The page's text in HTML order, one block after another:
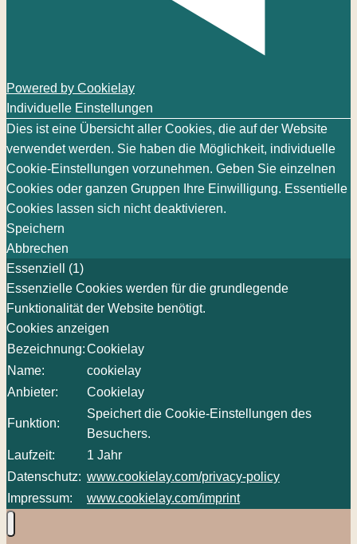
Powered by Cookielay
Individuelle Einstellungen
Dies ist eine Übersicht aller Cookies, die auf der Website
verwendet werden. Sie haben die Möglichkeit, individuelle
Cookie-Einstellungen vorzunehmen. Geben Sie einzelnen
Cookies oder ganzen Gruppen Ihre Einwilligung. Essentielle
Cookies lassen sich nicht deaktivieren.
Speichern
Abbrechen
Essenziell (1)
Essenzielle Cookies werden für die grundlegende
Funktionalität der Website benötigt.
Cookies anzeigen
Bezeichnung:Cookielay
Name:
cookielay
Anbieter:
Cookielay
Funktion:
Speichert die Cookie-Einstellungen des
Besuchers.
Laufzeit:
1 Jahr
Datenschutz: www.cookielay.com/privacy-policy
Impressum:
www.cookielay.com/imprint